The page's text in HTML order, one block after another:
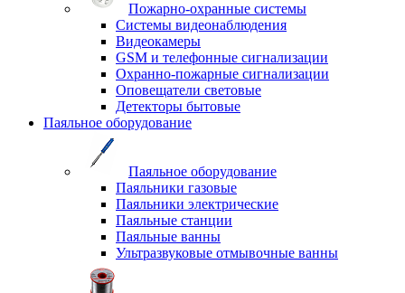
Пожарно-охранные системы
Системы видеонаблюдения
Видеокамеры
GSM и телефонные сигнализации
Охранно-пожарные сигнализации
Оповещатели световые
Детекторы бытовые
Паяльное оборудование
Паяльное оборудование
Паяльники газовые
Паяльники электрические
Паяльные станции
Паяльные ванны
Ультразвуковые отмывочные ванны